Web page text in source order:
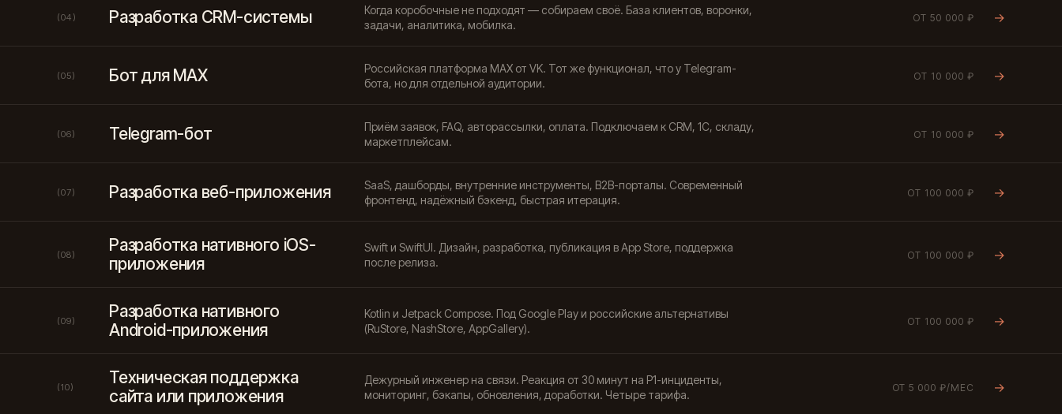
(04) Разработка CRM-системы
Когда коробочные не подходят — собираем своё. База клиентов, воронки,
задачи, аналитика, мобилка.
ОТ 50 000 ₽ →
(05) Бот для MAX
Российская платформа MAX от VK. Тот же функционал, что у Telegram-
бота, но для отдельной аудитории.
ОТ 10 000 ₽ →
(06) Telegram-бот
Приём заявок, FAQ, авторассылки, оплата. Подключаем к CRM, 1С, складу,
маркетплейсам.
ОТ 10 000 ₽ →
(07) Разработка веб-приложения
SaaS, дашборды, внутренние инструменты, B2B-порталы. Современный
фронтенд, надёжный бэкенд, быстрая итерация.
ОТ 100 000 ₽ →
(08)
Разработка нативного iOS-
приложения
Swift и SwiftUI. Дизайн, разработка, публикация в App Store, поддержка
после релиза.
ОТ 100 000 ₽ →
(09)
Разработка нативного
Android-приложения
Kotlin и Jetpack Compose. Под Google Play и российские альтернативы
(RuStore, NashStore, AppGallery).
ОТ 100 000 ₽ →
(10)
Техническая поддержка
сайта или приложения
Дежурный инженер на связи. Реакция от 30 минут на P1-инциденты,
мониторинг, бэкапы, обновления, доработки. Четыре тарифа.
ОТ 5 000 ₽/МЕС →